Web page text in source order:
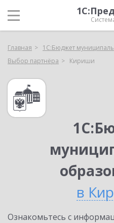
Главная
1С:Бюджет
Выбор партнёра
Кириши
в
Ознакомьтесь с